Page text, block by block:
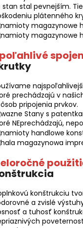
stan stal pevnejším.
plátenného
prechádzajú v
pripojenia prvkov.
Stany s
NEprechádzajú,
konštrukciu
a zvislé
a tuhosť